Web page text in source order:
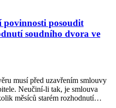
posoudit
soudního dvora ve
musí před uzavřením smlouvy
Neučiní-li tak, je smlouva
měsíců starém rozhodnutí…